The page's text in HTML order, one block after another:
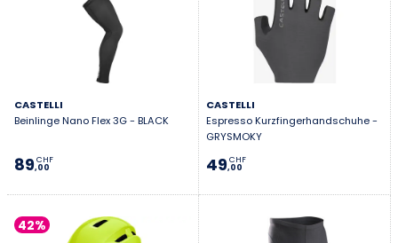
CASTELLI
Beinlinge Nano Flex 3G - BLACK
89,00
CHF
CASTELLI
Espresso Kurzfingerhandschuhe -
GRYSMOKY
49,00
CHF
42%